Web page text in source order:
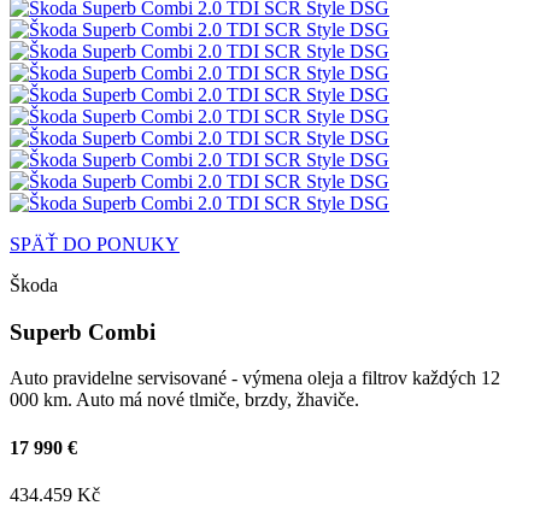
SPÄŤ DO PONUKY
Škoda
Superb Combi
Auto pravidelne servisované - výmena oleja a filtrov každých 12
000 km. Auto má nové tlmiče, brzdy, žhaviče.
17 990 €
434.459 Kč